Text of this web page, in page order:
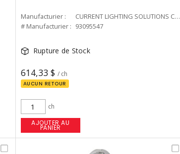
Manufacturier :
CURRENT LIGHTING SOLUTIONS CAN
# Manufacturier : 93095547
Rupture de Stock
614,33 $ / ch
AUCUN RETOUR
ch
AJOUTER AU
PANIER